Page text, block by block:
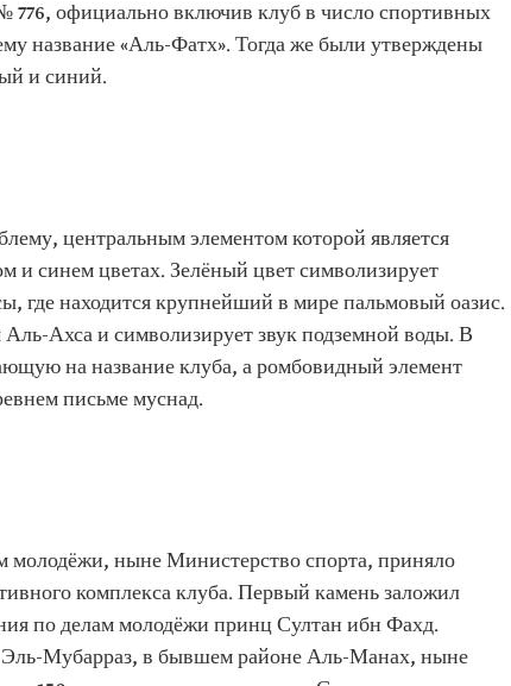
776, официально включив клуб в число спортивных
название «Аль-Фатх». Тогда же были утверждены
и синий.
центральным элементом которой является
и синем цветах. Зелёный цвет символизирует
где находится крупнейший в мире пальмовый оазис.
Ахса и символизирует звук подземной воды. В
на название клуба, а ромбовидный элемент
письме муснад.
молодёжи, ныне Министерство спорта, приняло
комплекса клуба. Первый камень заложил
по делам молодёжи принц Султан ибн Фахд.
Эль-Мубарраз, в бывшем районе Аль-Манах, ныне